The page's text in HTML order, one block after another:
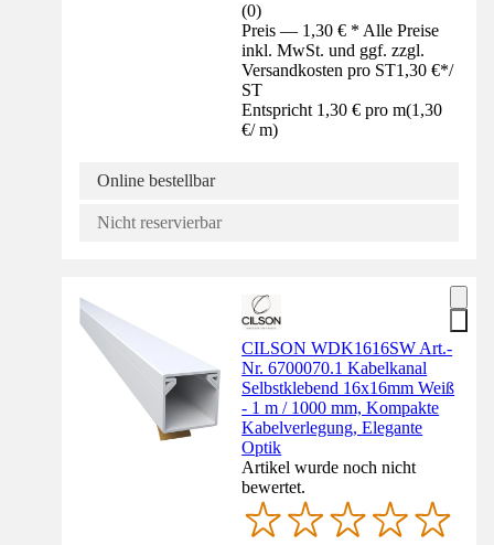
(0)
Preis — 1,30 € * Alle Preise
inkl. MwSt. und ggf. zzgl.
Versandkosten pro ST1,30 €*/
ST
Entspricht 1,30 € pro m(1,30
€/ m)
Online bestellbar
Nicht reservierbar
CILSON WDK1616SW Art.-
Nr. 6700070.1 Kabelkanal
Selbstklebend 16x16mm Weiß
- 1 m / 1000 mm, Kompakte
Kabelverlegung, Elegante
Optik
Artikel wurde noch nicht
bewertet.